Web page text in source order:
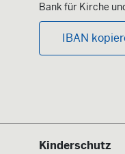
Bank für Kirche
IBAN
Kinderschutz